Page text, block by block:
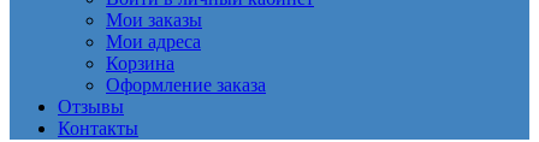
Мои заказы
Мои адреса
Корзина
Оформление заказа
Отзывы
Контакты